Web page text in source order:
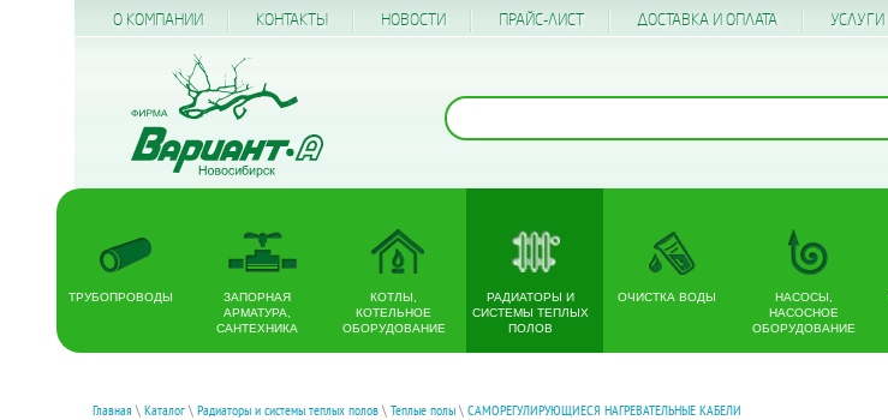
О КОМПАНИИ КОНТАКТЫ НОВОСТИ ПРАЙС-ЛИСТ ДОСТАВКА И ОПЛАТА УСЛУГИ
ТРУБОПРОВОДЫ
ЗАПОРНАЯ
АРМАТУРА,
САНТЕХНИКА
КОТЛЫ,
КОТЕЛЬНОЕ
ОБОРУДОВАНИЕ
РАДИАТОРЫ И
СИСТЕМЫ ТЕПЛЫХ
ПОЛОВ
ОЧИСТКА ВОДЫ
НАСОСЫ,
НАСОСНОЕ
ОБОРУДОВАНИЕ
Главная \ Каталог \ Радиаторы и системы теплых полов \ Теплые полы \ САМОРЕГУЛИРУЮЩИЕСЯ НАГРЕВАТЕЛЬНЫЕ КАБЕЛИ